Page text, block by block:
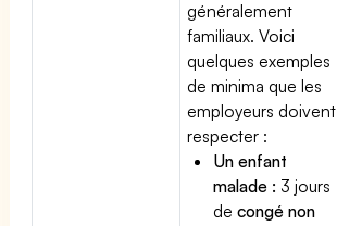
généralement
familiaux. Voici
quelques exemples
de minima que les
employeurs doivent
respecter :
Un enfant
malade : 3 jours
decongé non